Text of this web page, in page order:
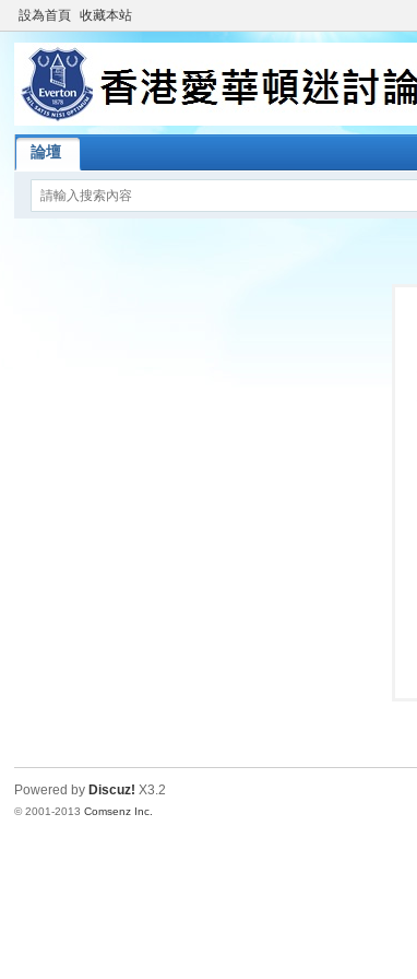
設為首頁 收藏本站
論壇
Powered by Discuz! X3.2
© 2001-2013Comsenz Inc.